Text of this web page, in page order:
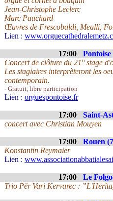
Jean-Christophe Leclerc
Marc Pauchard
Œuvres de Frescobaldi, Mealli,
Lien :
17:00 Pontoise
Concert de clôture du 21° stage
Les stagiaires interprèteront les
contemporain.
- Gratuit, libre participation
Lien : orguespontoise.fr
17:00 Saint-
concert avec Christian Mouyen
17:00 Rouen
Konstantin Reymaier
Lien :
17:00 Le
Trio Pêr Vari Kervarec :